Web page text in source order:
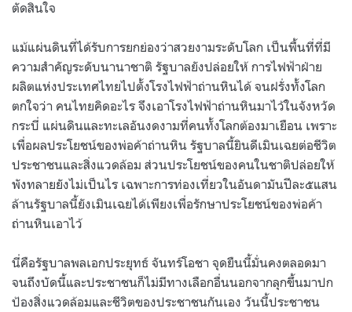
ตัดสินใจ
แม้แผ่นดินที่ได้รับการยกย่องว่าสวยงามระดับโลก เป็นพื้นที่ที่มี
ความสำคัญระดับนานาชาติ รัฐบาลยังปล่อยให้ การไฟฟ้าฝ่าย
ผลิตแห่งประเทศไทยไปตั้งโรงไฟฟ้าถ่านหินได้ จนฝรั่งทั้งโลก
ตกใจว่า คนไทยคิดอะไร จึงเอาโรงไฟฟ้าถ่านหินมาไว้ในจังหวัด
กระบี่ แผ่นดินและทะเลอันงดงามที่คนทั้งโลกต้องมาเยือน เพราะ
เพื่อผลประโยชน์ของพ่อค้าถ่านหิน รัฐบาลนี้ยินดีเมินเฉยต่อชีวิต
ประชาชนและสิ่งแวดล้อม ส่วนประโยชน์ของคนในชาติปล่อยให้
พังทลายยังไม่เป็นไร เฉพาะการท่องเที่ยวในอันดามันปีละ๕แสน
ล้านรัฐบาลนี้ยังเมินเฉยได้เพียงเพื่อรักษาประโยชน์ของพ่อค้า
ถ่านหินเอาไว้
นี่คือรัฐบาลพลเอกประยุทธ์ จันทร์โอชา จุดยืนนี้มั่นคงตลอดมา
จนถึงบัดนี้และประชาชนก็ไม่มีทางเลือกอื่นนอกจากลุกขึ้นมาปก
ป้องสิ่งแวดล้อมและชีวิตของประชาชนกันเอง วันนี้ประชาชน